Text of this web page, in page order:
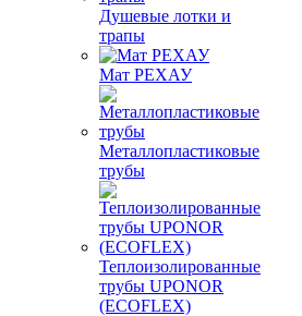
Душевые лотки и
трапы
Мат РЕХАУ
Металлопластиковые
трубы
Теплоизолированные
трубы UPONOR
(ECOFLEX)